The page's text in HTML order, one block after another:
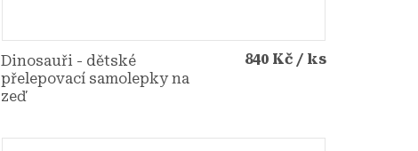
Dinosauři - dětské
přelepovací samolepky na
zeď
840 Kč / ks